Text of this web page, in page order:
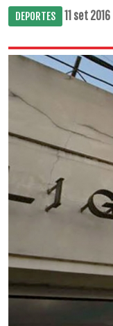
DEPORTES 11 set 2016